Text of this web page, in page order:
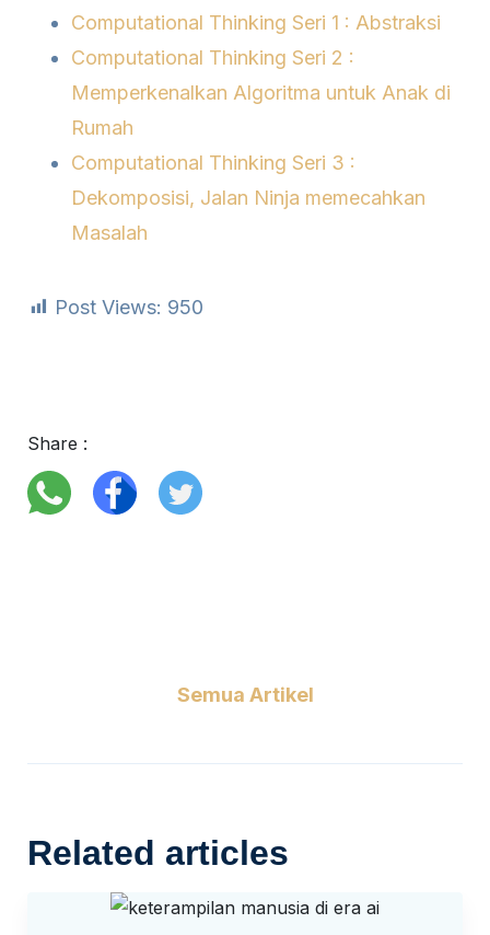
Computational Thinking Seri 1 : Abstraksi
Computational Thinking Seri 2 :
Memperkenalkan Algoritma untuk Anak di
Rumah
Computational Thinking Seri 3 :
Dekomposisi, Jalan Ninja memecahkan
Masalah
Post Views: 950
Share :
Semua Artikel
Related articles